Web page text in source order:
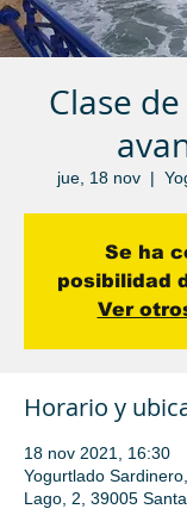
Clase
jue, 18 nov
  |
Se ha
posibilidad
Ver
Horario y
18 nov 2021, 16:30
Yogurtlado
Lago, 2, 39005